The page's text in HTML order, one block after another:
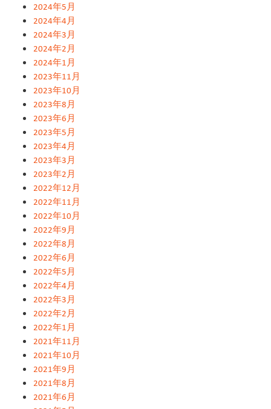
2024年5月
2024年4月
2024年3月
2024年2月
2024年1月
2023年11月
2023年10月
2023年8月
2023年6月
2023年5月
2023年4月
2023年3月
2023年2月
2022年12月
2022年11月
2022年10月
2022年9月
2022年8月
2022年6月
2022年5月
2022年4月
2022年3月
2022年2月
2022年1月
2021年11月
2021年10月
2021年9月
2021年8月
2021年6月